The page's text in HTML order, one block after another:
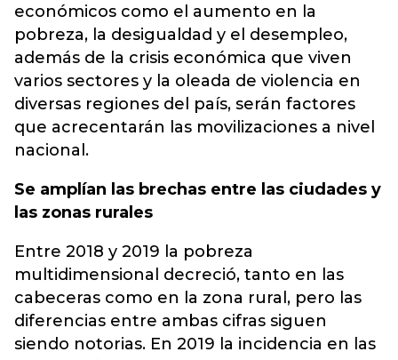
económicos como el aumento en la
pobreza, la desigualdad y el desempleo,
además de la crisis económica que viven
varios sectores y la oleada de violencia en
diversas regiones del país, serán factores
que acrecentarán las movilizaciones a nivel
nacional.
Se amplían las brechas entre las ciudades y
las zonas rurales
Entre 2018 y 2019 la pobreza
multidimensional decreció, tanto en las
cabeceras como en la zona rural, pero las
diferencias entre ambas cifras siguen
siendo notorias. En 2019 la incidencia en las